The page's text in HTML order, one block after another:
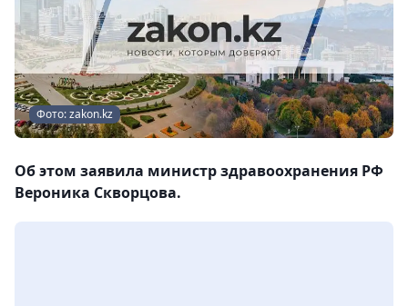
Фото: zakon.kz
Об этом заявила министр здравоохранения РФ
Вероника Скворцова.